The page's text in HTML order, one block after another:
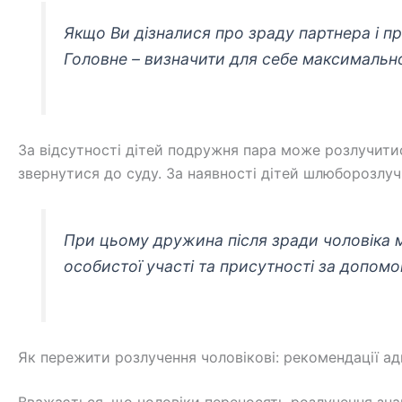
Якщо Ви дізналися про зраду партнера і
Головне – визначити для себе
За відсутності дітей подружня пара може
звернутися до суду. За наявності дітей
При цьому дружина після зради чоловіка
особистої участі та присутності за
Як пережити розлучення чоловікові: рекомендації